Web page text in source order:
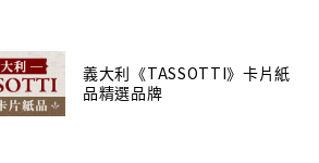
義大利《TASSOTTI》卡片紙
品精選品牌